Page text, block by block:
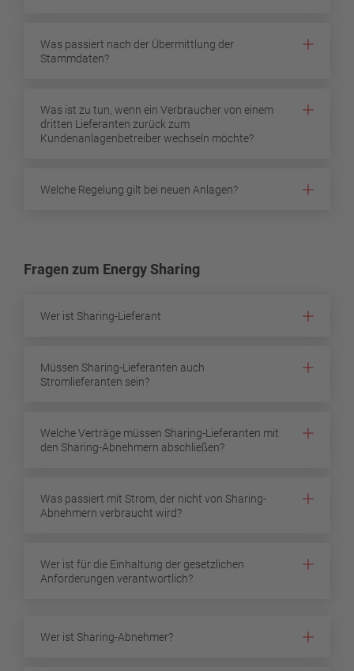
Was passiert nach der Übermittlung der
Stammdaten?
Was ist zu tun, wenn ein Verbraucher von einem
dritten Lieferanten zurück zum
Kundenanlagenbetreiber wechseln möchte?
Welche Regelung gilt bei neuen Anlagen?
Fragen zum Energy Sharing
Wer ist Sharing-Lieferant
Müssen Sharing-Lieferanten auch
Stromlieferanten sein?
Welche Verträge müssen Sharing-Lieferanten mit
den Sharing-Abnehmern abschließen?
Was passiert mit Strom, der nicht von Sharing-
Abnehmern verbraucht wird?
Wer ist für die Einhaltung der gesetzlichen
Anforderungen verantwortlich?
Wer ist Sharing-Abnehmer?